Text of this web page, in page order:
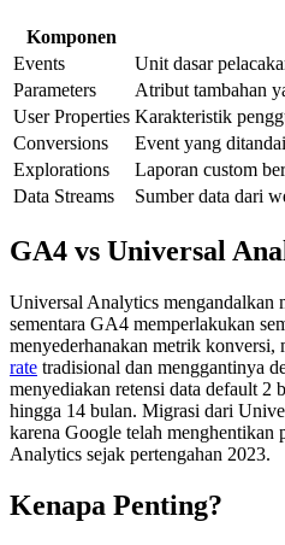
Komponen
Events
Unit dasar
Parameters
Atribut tambahan
User Properties Karakteristik
Conversions
Event yang
Explorations
Laporan custom
Data Streams
Sumber data dari
GA4 vs Universal
Universal Analytics mengandalkan
sementara GA4 memperlakukan
menyederhanakan metrik konversi,
rate tradisional dan menggantinya
menyediakan retensi data default 2
hingga 14 bulan. Migrasi dari
karena Google telah menghentikan
Analytics sejak pertengahan 2023.
Kenapa Penting?